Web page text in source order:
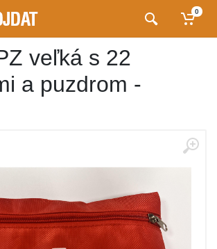
0
veľká s 22
a puzdrom -